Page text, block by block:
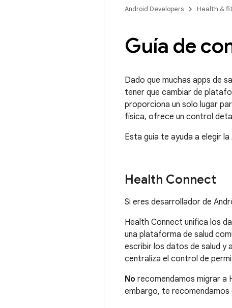
Android Developers Health &
Guía de
Dado que muchas apps de
tener que cambiar de
proporciona un solo lugar
física, ofrece un control
Esta guía te ayuda a elegir
Health Connect
Si eres desarrollador de
Health Connect unifica los
una plataforma de salud
escribir los datos de salud y
centraliza el control de
No recomendamos migrar a
embargo, te recomendamos